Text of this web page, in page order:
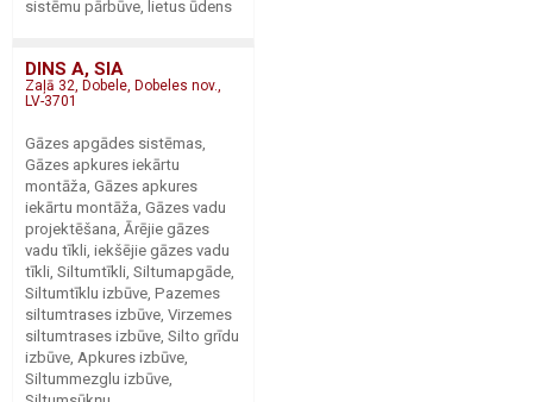
sistēmu pārbūve, lietus ūdens
DINS A, SIA
Zaļā 32, Dobele, Dobeles nov.,
LV-3701
Gāzes apgādes sistēmas,
Gāzes apkures iekārtu
montāža, Gāzes apkures
iekārtu montāža, Gāzes vadu
projektēšana, Ārējie gāzes
vadu tīkli, iekšējie gāzes vadu
tīkli, Siltumtīkli, Siltumapgāde,
Siltumtīklu izbūve, Pazemes
siltumtrases izbūve, Virzemes
siltumtrases izbūve, Silto grīdu
izbūve, Apkures izbūve,
Siltummezglu izbūve,